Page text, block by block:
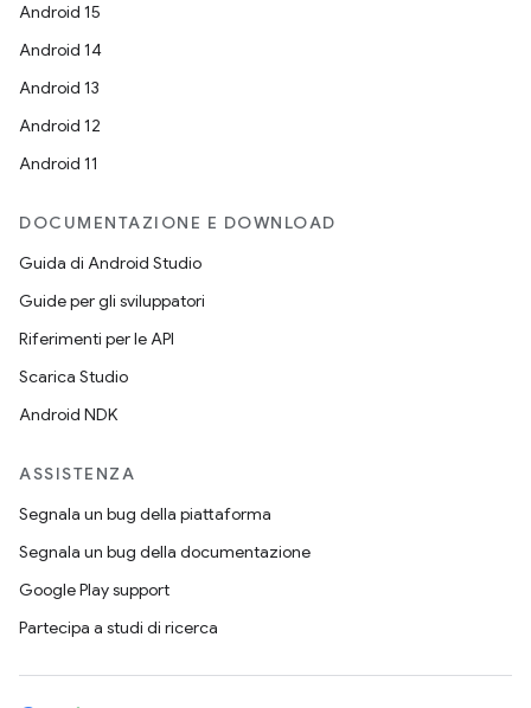
Android 15
Android 14
Android 13
Android 12
Android 11
DOCUMENTAZIONE E DOWNLOAD
Guida di Android Studio
Guide per gli sviluppatori
Riferimenti per le API
Scarica Studio
Android NDK
ASSISTENZA
Segnala un bug della piattaforma
Segnala un bug della documentazione
Google Play support
Partecipa a studi di ricerca